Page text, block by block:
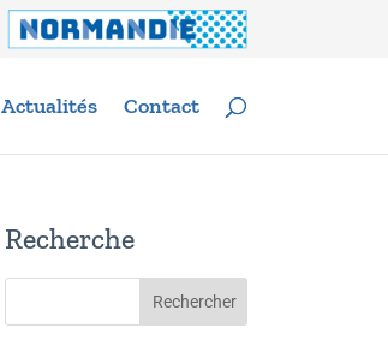
Actualités Contact
Recherche